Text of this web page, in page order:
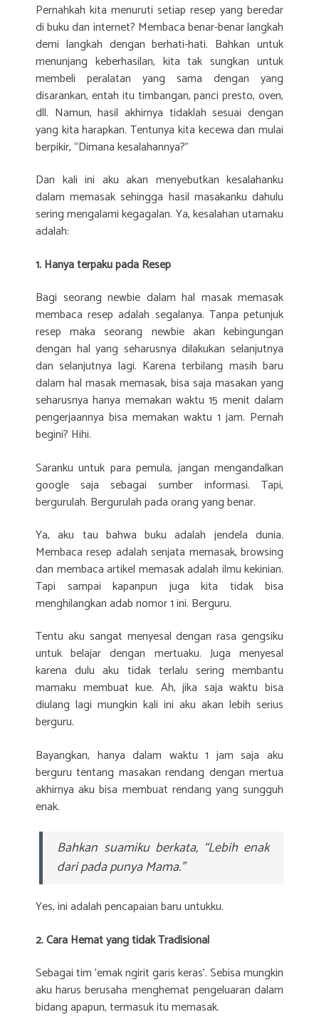
Pernahkah kita menuruti setiap resep yang beredar
di buku dan internet? Membaca benar-benar langkah
demi langkah dengan berhati-hati. Bahkan untuk
menunjang keberhasilan, kita tak sungkan untuk
membeli peralatan yang sama dengan yang
disarankan, entah itu timbangan, panci presto, oven,
dll. Namun, hasil akhirnya tidaklah sesuai dengan
yang kita harapkan. Tentunya kita kecewa dan mulai
berpikir, “Dimana kesalahannya?”
Dan kali ini aku akan menyebutkan kesalahanku
dalam memasak sehingga hasil masakanku dahulu
sering mengalami kegagalan. Ya, kesalahan utamaku
adalah:
1. Hanya terpaku pada Resep
Bagi seorang newbie dalam hal masak memasak
membaca resep adalah segalanya. Tanpa petunjuk
resep maka seorang newbie akan kebingungan
dengan hal yang seharusnya dilakukan selanjutnya
dan selanjutnya lagi. Karena terbilang masih baru
dalam hal masak memasak, bisa saja masakan yang
seharusnya hanya memakan waktu 15 menit dalam
pengerjaannya bisa memakan waktu 1 jam. Pernah
begini? Hihi.
Saranku untuk para pemula, jangan mengandalkan
google saja sebagai sumber informasi. Tapi,
bergurulah. Bergurulah pada orang yang benar.
Ya, aku tau bahwa buku adalah jendela dunia.
Membaca resep adalah senjata memasak, browsing
dan membaca artikel memasak adalah ilmu kekinian.
Tapi sampai kapanpun juga kita tidak bisa
menghilangkan adab nomor 1 ini. Berguru.
Tentu aku sangat menyesal dengan rasa gengsiku
untuk belajar dengan mertuaku. Juga menyesal
karena dulu aku tidak terlalu sering membantu
mamaku membuat kue. Ah, jika saja waktu bisa
diulang lagi mungkin kali ini aku akan lebih serius
berguru.
Bayangkan, hanya dalam waktu 1 jam saja aku
berguru tentang masakan rendang dengan mertua
akhirnya aku bisa membuat rendang yang sungguh
enak.
Bahkan suamiku berkata, “Lebih enak
dari pada punya Mama.”
Yes, ini adalah pencapaian baru untukku.
2. Cara Hemat yang tidak Tradisional
Sebagai tim ’emak ngirit garis keras’. Sebisa mungkin
aku harus berusaha menghemat pengeluaran dalam
bidang apapun, termasuk itu memasak.